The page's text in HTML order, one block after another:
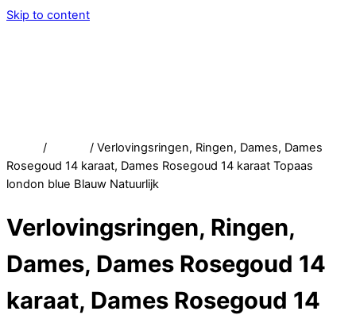
Skip to content
/
/ Verlovingsringen, Ringen, Dames, Dames
Rosegoud 14 karaat, Dames Rosegoud 14 karaat Topaas
london blue Blauw Natuurlijk
Verlovingsringen, Ringen,
Dames, Dames Rosegoud 14
karaat, Dames Rosegoud 14